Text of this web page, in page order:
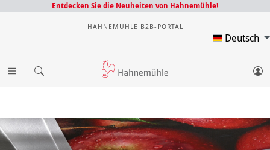
Entdecken Sie die Neuheiten von Hahnemühle!
HAHNEMÜHLE B2B-PORTAL
Deutsch